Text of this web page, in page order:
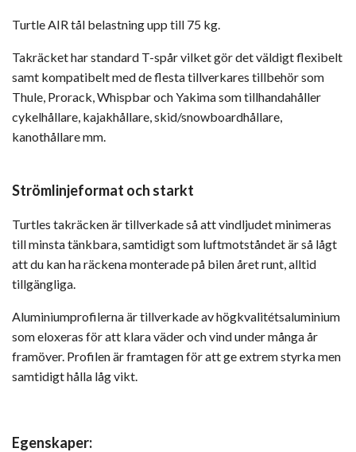
Turtle AIR tål belastning upp till 75 kg.
Takräcket har standard T-spår vilket gör det väldigt flexibelt
samt kompatibelt med de flesta tillverkares tillbehör som
Thule, Prorack, Whispbar och Yakima som tillhandahåller
cykelhållare, kajakhållare, skid/snowboardhållare,
kanothållare mm.
Strömlinjeformat och starkt
Turtles takräcken är tillverkade så att vindljudet minimeras
till minsta tänkbara, samtidigt som luftmotståndet är så lågt
att du kan ha räckena monterade på bilen året runt, alltid
tillgängliga.
Aluminiumprofilerna är tillverkade av högkvalitétsaluminium
som eloxeras för att klara väder och vind under många år
framöver. Profilen är framtagen för att ge extrem styrka men
samtidigt hålla låg vikt.
Egenskaper: